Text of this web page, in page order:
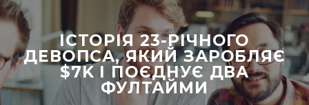
ІСТОРІЯ 23-РІЧНОГО
ДЕВОПСА, ЯКИЙ ЗАРОБЛЯЄ
$7K І ПОЄДНУЄ ДВА
ФУЛТАЙМИ